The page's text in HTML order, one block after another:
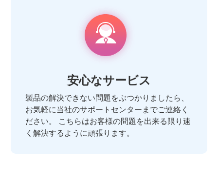
安心なサービス
製品の解決できない問題をぶつかりましたら、
お気軽に当社のサポートセンターまでご連絡く
ださい。 こちらはお客様の問題を出来る限り速
く解決するように頑張ります。